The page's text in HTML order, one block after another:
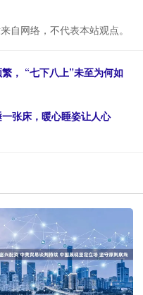
自网络，不代表本站观点。
， “七下八上”未至为何如
张床，暖心睡姿让人心